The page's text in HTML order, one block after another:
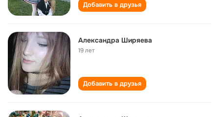
Добавить в друзья
Александра Ширяева
19 лет
Добавить в друзья